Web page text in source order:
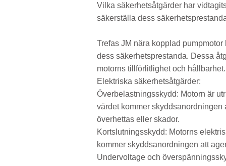
Vilka säkerhetsåtgärder har
säkerställa dess
Trefas JM nära kopplad pumpmotor
dess säkerhetsprestanda. Dessa
motorns tillförlitlighet och
Elektriska säkerhetsåtgärder:
Överbelastningsskydd: Motorn är
värdet kommer skyddsanordningen
överhettas eller skador.
Kortslutningsskydd: Motorns
kommer skyddsanordningen att
Undervoltage och